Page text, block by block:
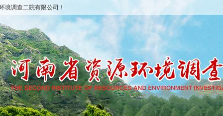
境调查二院有限公司！